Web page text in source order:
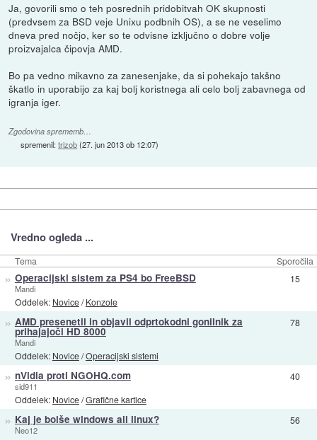
Ja, govorili smo o teh posrednih pridobitvah OK skupnosti
(predvsem za BSD veje Unixu podbnih OS), a se ne veselimo
dneva pred nočjo, ker so te odvisne izključno o dobre volje
proizvajalca čipovja AMD.
Bo pa vedno mikavno za zanesenjake, da si pohekajo takšno
škatlo in uporabijo za kaj bolj koristnega ali celo bolj zabavnega od
igranja iger.
Zgodovina sprememb…
spremenil:trizob(27. jun 2013 ob 12:07)
Vredno ogleda ...
Tema Sporočila
» Operacijski sistem za PS4 bo FreeBSD
Mandi
Oddelek: Novice/Konzole
15
» AMD presenetil in objavil odprtokodni gonilnik za
prihajajoči HD 8000
Mandi
Oddelek: Novice/Operacijski sistemi
78
» nVidia proti NGOHQ.com
sid911
Oddelek: Novice/Grafične kartice
40
» Kaj je bolše windows ali linux?
Neo12
56